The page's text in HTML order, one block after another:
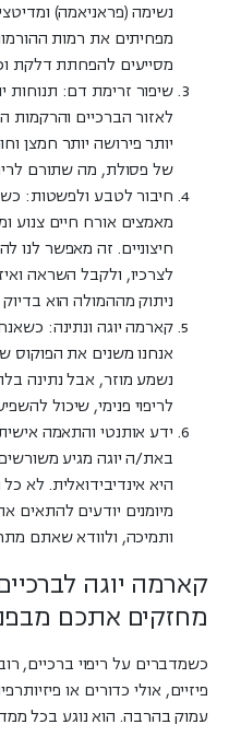
נשימה (פראניאמה)
מפחיתים את רמות
מסייעים להפחתת דלקת
שיפור זרימת דם: תנוחות
לאזור הברכיים והרקמות
יותר פירושה יותר חמצן
של פסולת, מה שתורם
חיבור לטבע ולפשטות:
מאמצים אורח חיים צנוע
חיצוניים. זה מאפשר לנו
לצרכיו, ולקבל השראה
ניתוק מההמולה הוא
קארמה יוגה ונתינה:
אנחנו משנים את הפוקוס
נשמע מוזר, אבל נתינה
לריפוי פנימי, שיכול
ידע אותנטי והתאמה
באת/ה יוגה מגיע
היא אינדיבידואלית. לא
מיומנים יודעים להתאים
ותמיכה, ולוודא שאתם
קארמה יוגה
מחזקים אתכם
כשמדברים על ריפוי ברכיים,
פיזיים, אולי כדורים או
עמוק בהרבה. הוא נוגע בכל